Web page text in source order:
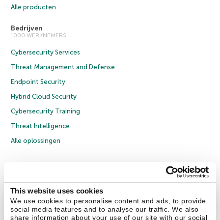
This website uses cookies
We use cookies to personalise content and ads, to provide
social media features and to analyse our traffic. We also
share information about your use of our site with our social
Alle producten
Bedrijven
1000 WERKNEMERS
Cybersecurity Services
Threat Management and Defense
Endpoint Security
Hybrid Cloud Security
Cybersecurity Training
Threat Intelligence
Alle oplossingen
Privacybeleid
Licentieovereenkomst B2B
Cookies
Contact Us Over ons Partners Blog Resource Center
Persberichten